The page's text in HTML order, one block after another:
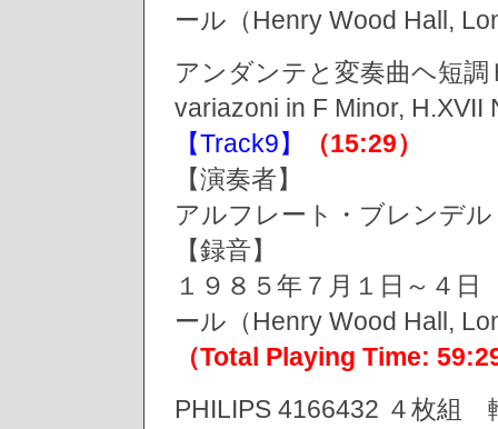
ール（Henry Wood Hall,
アンダンテと変奏曲ヘ短
variazoni in F Minor, H.XVII
【Track9】
（15:29）
【演奏者】
アルフレート・ブレンデ
【録音】
１９８５年７月１日～４
ール（Henry Wood Hall,
（Total Playing Time:
PHILIPS 4166432 ４枚組